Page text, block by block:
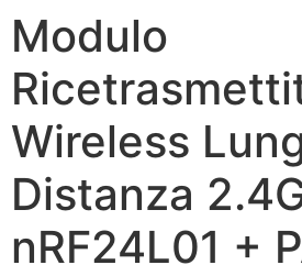
Modulo
Wireless
Distanza
nRF24L01 +